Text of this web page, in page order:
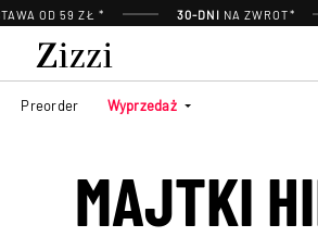
OD 59 ZŁ * 30-DNI NA ZWROT*
Preorder Wyprzedaż
MAJTKI